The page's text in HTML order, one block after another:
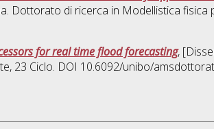
Dottorato di ricerca in Modellistica fisica
for real time flood forecasting,
, 23 Ciclo. DOI 10.6092/unibo/